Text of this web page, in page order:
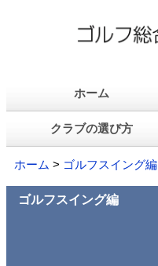
ホーム
クラブの選び方
ホーム > ゴルフスイング編
ゴルフスイング編